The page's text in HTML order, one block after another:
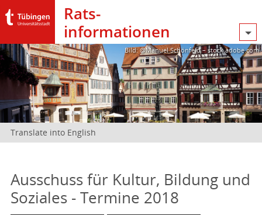
Rats­
informationen
Bild: @Manuel Schönfeld – stock.adobe.com
Translate into English
Ausschuss für Kultur, Bildung und
Soziales - Termine 2018